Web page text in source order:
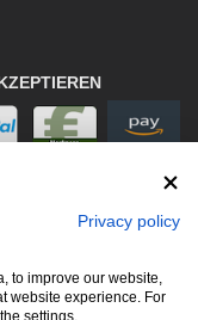
Privacy policy
to improve our website,
website experience. For
settings.